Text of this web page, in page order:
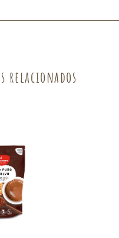
relacionados